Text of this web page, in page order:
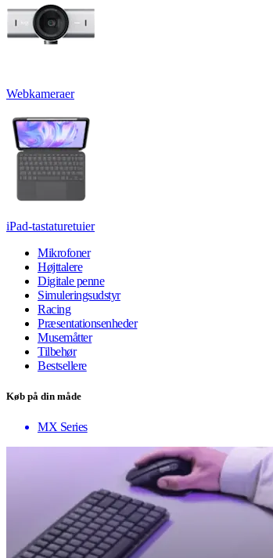
Webkameraer
iPad-tastaturetuier
Mikrofoner
Højttalere
Digitale penne
Simuleringsudstyr
Racing
Præsentationsenheder
Musemåtter
Tilbehør
Bestsellere
Køb på din måde
MX Series